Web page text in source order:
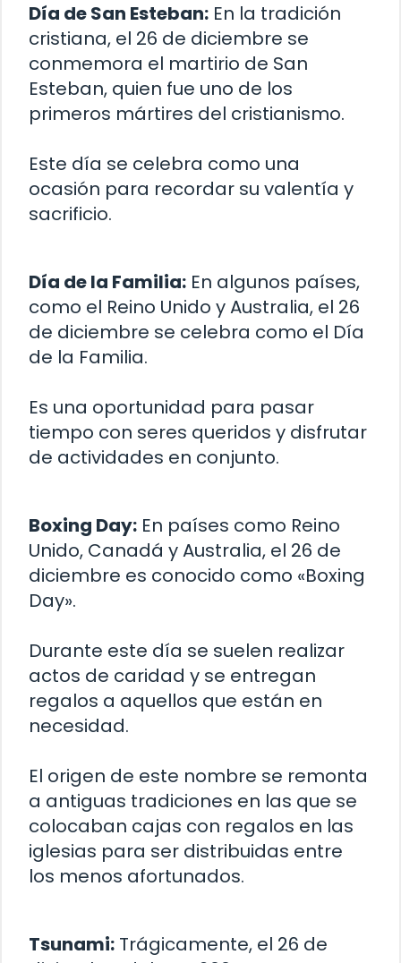
Día de San Esteban: En la tradición
cristiana, el 26 de diciembre se
conmemora el martirio de San
Esteban, quien fue uno de los
primeros mártires del cristianismo.
Este día se celebra como una
ocasión para recordar su valentía y
sacrificio.
Día de la Familia: En algunos países,
como el Reino Unido y Australia, el 26
de diciembre se celebra como el Día
de la Familia.
Es una oportunidad para pasar
tiempo con seres queridos y disfrutar
de actividades en conjunto.
Boxing Day: En países como Reino
Unido, Canadá y Australia, el 26 de
diciembre es conocido como «Boxing
Day».
Durante este día se suelen realizar
actos de caridad y se entregan
regalos a aquellos que están en
necesidad.
El origen de este nombre se remonta
a antiguas tradiciones en las que se
colocaban cajas con regalos en las
iglesias para ser distribuidas entre
los menos afortunados.
Tsunami: Trágicamente, el 26 de